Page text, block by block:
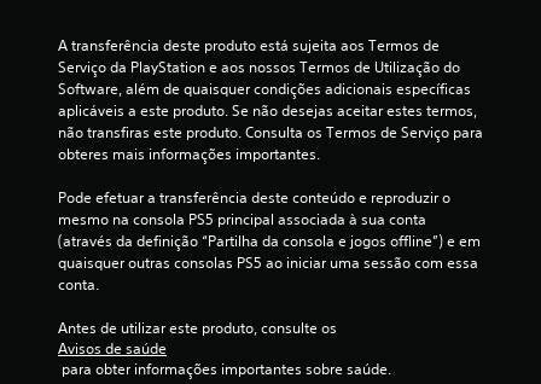
A transferência deste produto está sujeita aos Termos de
Serviço da PlayStation e aos nossos Termos de Utilização do
Software, além de quaisquer condições adicionais específicas
aplicáveis a este produto. Se não desejas aceitar estes termos,
não transfiras este produto. Consulta os Termos de Serviço para
obteres mais informações importantes.
Pode efetuar a transferência deste conteúdo e reproduzir o
mesmo na consola PS5 principal associada à sua conta
(através da definição “Partilha da consola e jogos offline”) e em
quaisquer outras consolas PS5 ao iniciar uma sessão com essa
conta.
Antes de utilizar este produto, consulte os
Avisos de saúde
para obter informações importantes sobre saúde.